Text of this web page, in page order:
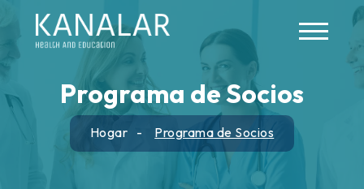
Programa de Socios
Hogar Programa de Socios